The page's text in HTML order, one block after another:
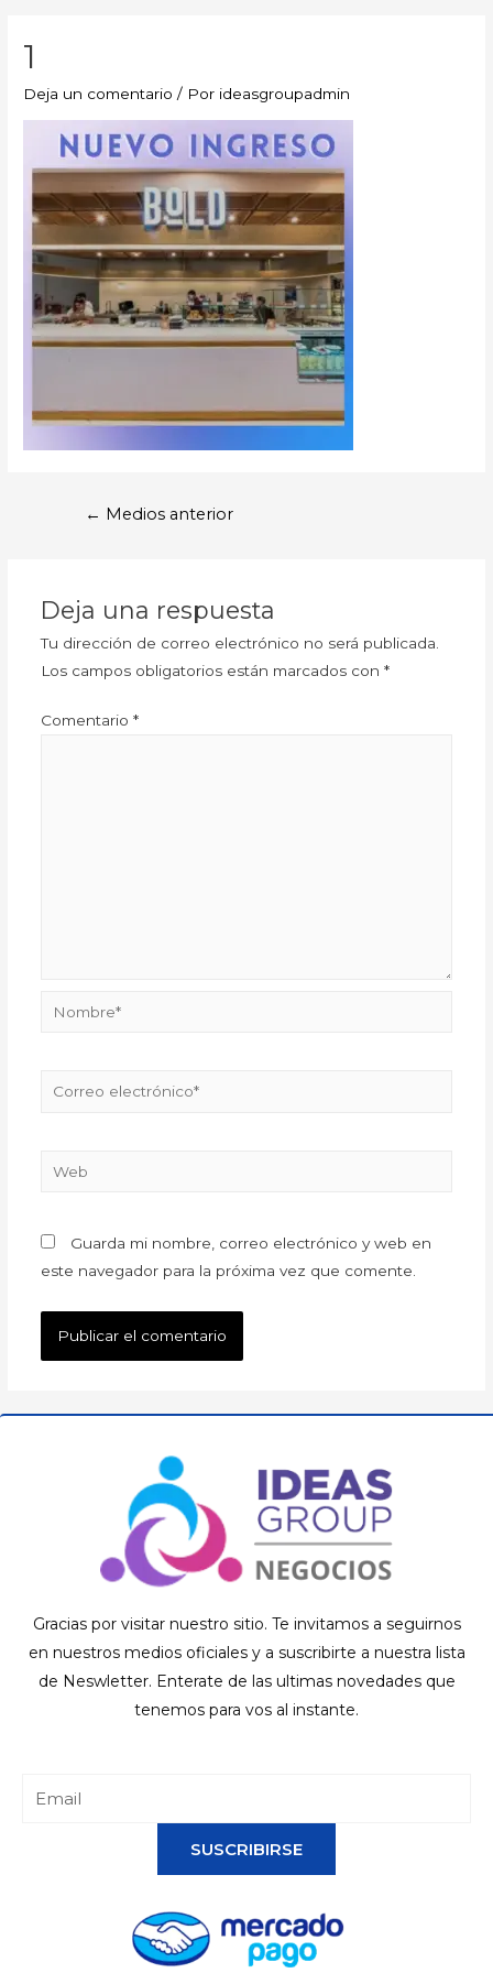
1
Deja un comentario / Por ideasgroupadmin
← Medios anterior
Deja una respuesta
Tu dirección de correo electrónico no será publicada.
Los campos obligatorios están marcados con *
Comentario *
Guarda mi nombre, correo electrónico y web en
este navegador para la próxima vez que comente.
Gracias por visitar nuestro sitio. Te invitamos a seguirnos
en nuestros medios oficiales y a suscribirte a nuestra lista
de Neswletter. Enterate de las ultimas novedades que
tenemos para vos al instante.
SUSCRIBIRSE